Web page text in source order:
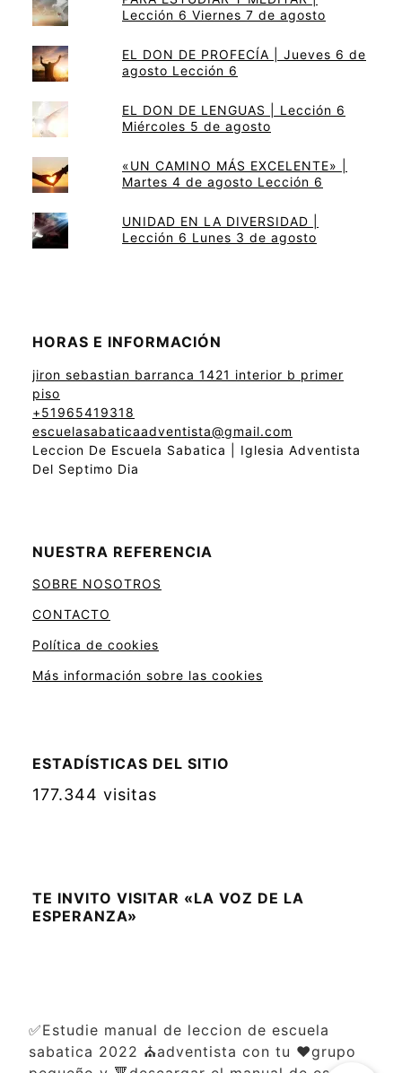
Lección 6 Viernes 7 de agosto
EL DON DE PROFECÍA | Jueves 6 de
agosto Lección 6
EL DON DE LENGUAS | Lección 6
Miércoles 5 de agosto
«UN CAMINO MÁS EXCELENTE» |
Martes 4 de agosto Lección 6
UNIDAD EN LA DIVERSIDAD |
Lección 6 Lunes 3 de agosto
HORAS E INFORMACIÓN
jiron sebastian barranca 1421 interior b primer
piso
+51965419318
escuelasabaticaadventista@gmail.com
Leccion De Escuela Sabatica | Iglesia Adventista
Del Septimo Dia
NUESTRA REFERENCIA
SOBRE NOSOTROS
CONTACTO
Política de cookies
Más información sobre las cookies
ESTADÍSTICAS DEL SITIO
177.344 visitas
TE INVITO VISITAR «LA VOZ DE LA
ESPERANZA»
✅Estudie manual de leccion de escuela
sabatica 2022 ⛪adventista con tu ❤️grupo